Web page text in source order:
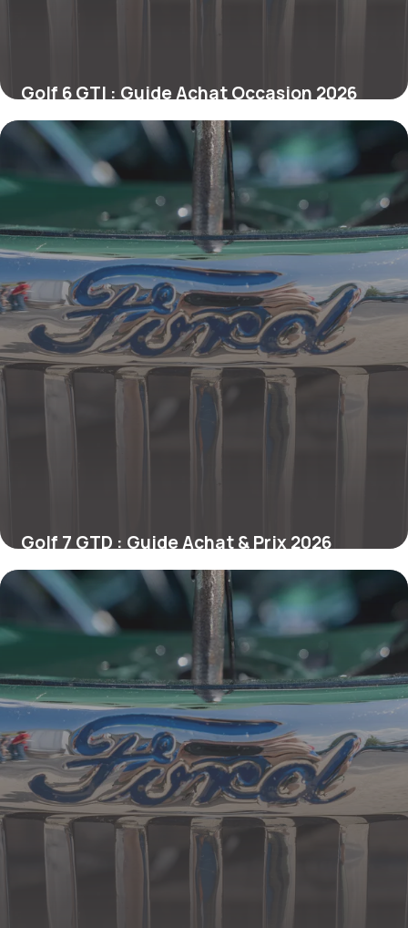
Golf 6 GTI : Guide Achat Occasion 2026
17 mai 2026
Golf 7 GTD : Guide Achat & Prix 2026
12 mai 2026